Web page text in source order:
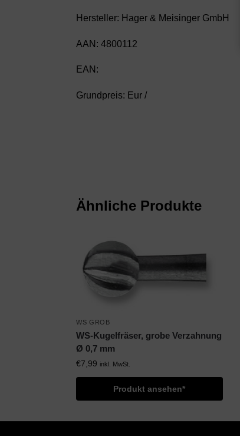
Hersteller: Hager & Meisinger GmbH
AAN: 4800112
EAN:
Grundpreis: Eur /
Ähnliche Produkte
WS GROB
WS-Kugelfräser, grobe Verzahnung
Ø 0,7 mm
€7,99 inkl. MwSt.
Produkt ansehen*